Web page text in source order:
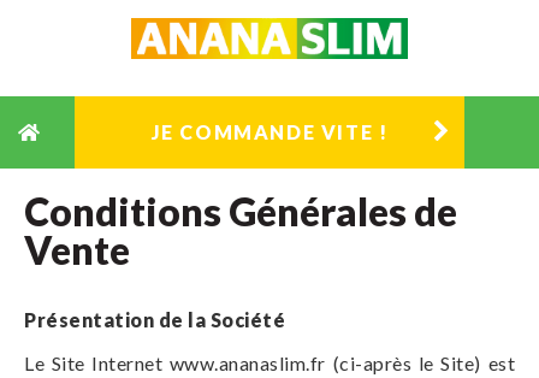
JE COMMANDE VITE !
Conditions Générales de
Vente
Présentation de la Société
Le Site Internet www.ananaslim.fr (ci-après le Site) est